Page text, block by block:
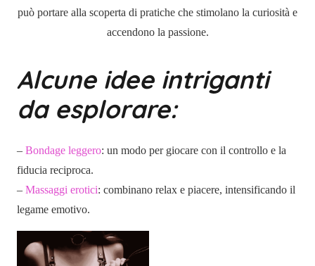
può portare alla scoperta di pratiche che stimolano la curiosità e
accendono la passione.
Alcune idee intriganti
da esplorare:
– Bondage leggero: un modo per giocare con il controllo e la
fiducia reciproca.
– Massaggi erotici: combinano relax e piacere, intensificando il
legame emotivo.